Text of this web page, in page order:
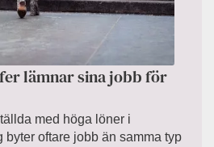
lämnar sina jobb för
med höga löner i
byter oftare jobb än samma typ